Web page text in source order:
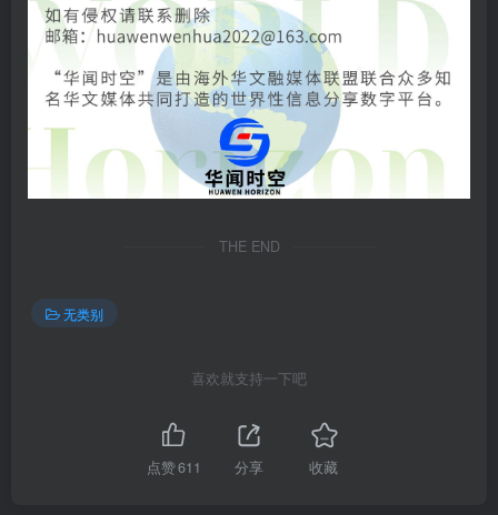
THE END
无类别
喜欢就支持一下吧
点赞611 分享 收藏